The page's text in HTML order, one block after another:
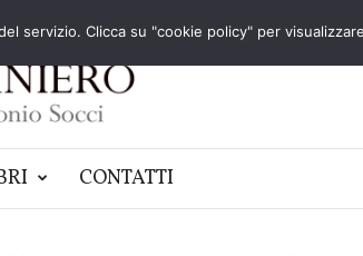
CONTATTI
servizio. Clicca su "cookie policy" per